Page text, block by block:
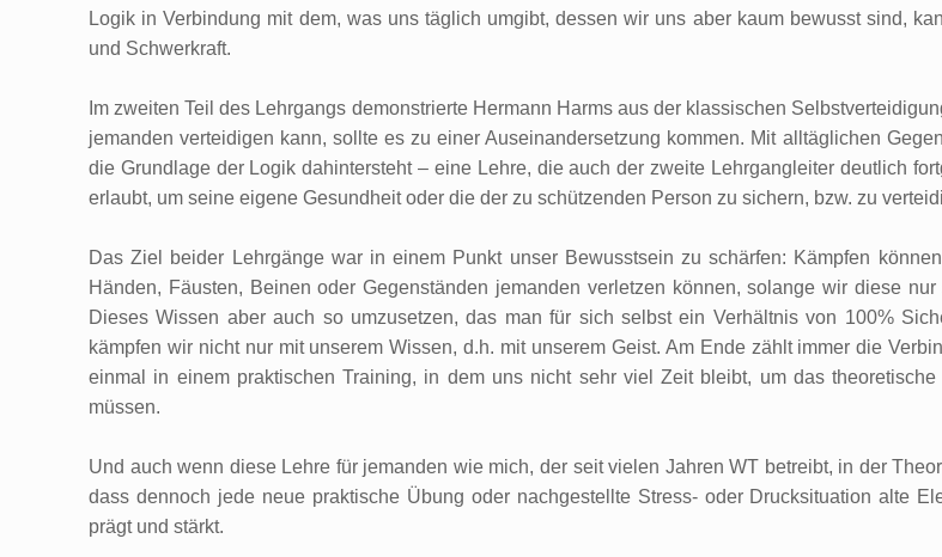
Logik in Verbindung mit dem, was uns täglich umgibt, dessen wir uns aber kaum bewusst sind,
und Schwerkraft.
Im zweiten Teil des Lehrgangs demonstrierte Hermann Harms aus der klassischen
jemanden verteidigen kann, sollte es zu einer Auseinandersetzung kommen. Mit alltäglichen
die Grundlage der Logik dahintersteht – eine Lehre, die auch der zweite Lehrgangleiter deutlich
erlaubt, um seine eigene Gesundheit oder die der zu schützenden Person zu sichern, bzw. zu
Das Ziel beider Lehrgänge war in einem Punkt unser Bewusstsein zu schärfen: Kämpfen
Händen, Fäusten, Beinen oder Gegenständen jemanden verletzen können, solange wir diese
Dieses Wissen aber auch so umzusetzen, das man für sich selbst ein Verhältnis von 100%
kämpfen wir nicht nur mit unserem Wissen, d.h. mit unserem Geist. Am Ende zählt immer die
einmal in einem praktischen Training, in dem uns nicht sehr viel Zeit bleibt, um das
müssen.
Und auch wenn diese Lehre für jemanden wie mich, der seit vielen Jahren WT betreibt, in der
dass dennoch jede neue praktische Übung oder nachgestellte Stress- oder Drucksituation alte
prägt und stärkt.